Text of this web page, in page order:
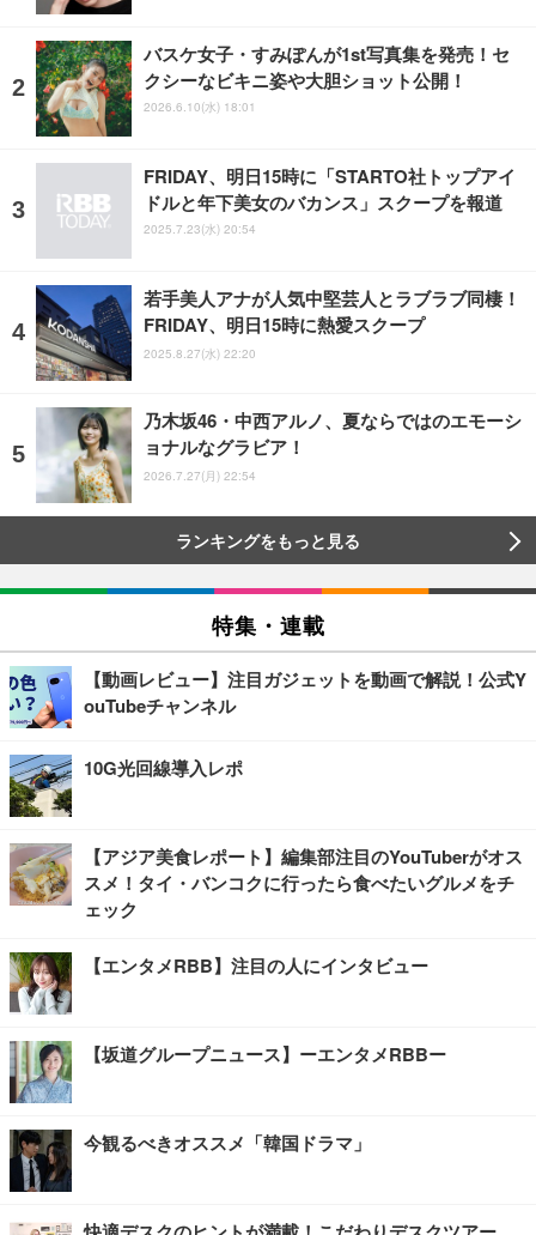
バスケ女子・すみぽんが1st写真集を発売！セ
クシーなビキニ姿や大胆ショット公開！
2026.6.10(水) 18:01
FRIDAY、明日15時に「STARTO社トップアイ
ドルと年下美女のバカンス」スクープを報道
2025.7.23(水) 20:54
若手美人アナが人気中堅芸人とラブラブ同棲！
FRIDAY、明日15時に熱愛スクープ
2025.8.27(水) 22:20
乃木坂46・中西アルノ、夏ならではのエモーシ
ョナルなグラビア！
2026.7.27(月) 22:54
ランキングをもっと見る
特集・連載
【動画レビュー】注目ガジェットを動画で解説！公式Y
ouTubeチャンネル
10G光回線導入レポ
【アジア美食レポート】編集部注目のYouTuberがオス
スメ！タイ・バンコクに行ったら食べたいグルメをチ
ェック
【エンタメRBB】注目の人にインタビュー
【坂道グループニュース】ーエンタメRBBー
今観るべきオススメ「韓国ドラマ」